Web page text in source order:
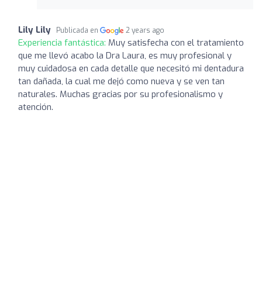
Lily Lily Publicada en 2 years ago
Experiencia fantástica: Muy satisfecha con el tratamiento
que me llevó acabo la Dra Laura, es muy profesional y
muy cuidadosa en cada detalle que necesitó mi dentadura
tan dañada, la cual me dejó como nueva y se ven tan
naturales. Muchas gracias por su profesionalismo y
atención.